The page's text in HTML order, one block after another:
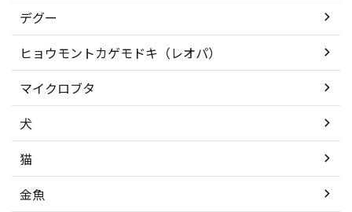
デグー
ヒョウモントカゲモドキ（レオパ）
マイクロブタ
犬
猫
金魚